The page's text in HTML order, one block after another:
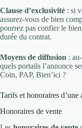
Clause d’exclusivité : si
assurez-vous de bien
pourrez pas confier le
durée du contrat.
Moyens de diffusion :
quels portails l’annonce
Coin, PAP, Bien’ici ?
Tarifs et honoraires d’une
Honoraires de vente